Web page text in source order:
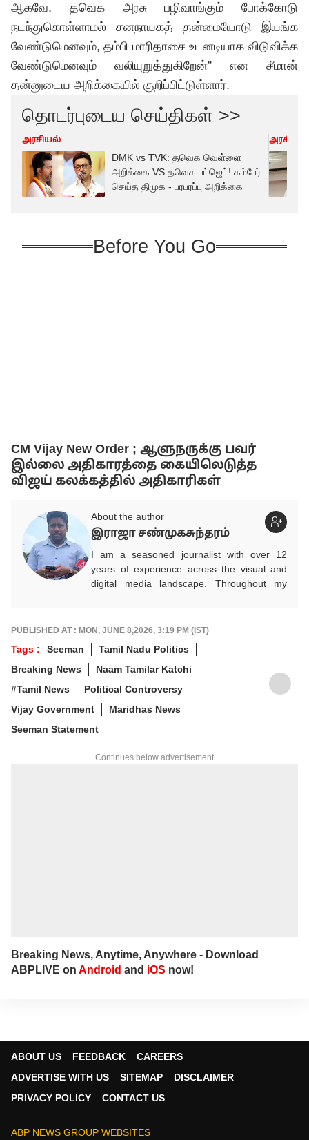
ஆகவே, தவெகஅரசு பழிவாங்கும் போக்கோடு
நடந்துகொள்ளாமல் சனநாயகத் தன்மையோடு இயங்க
வேண்டுமெனவும், தம்பி மாரிதாசை உடனடியாக விடுவிக்க
வேண்டுமெனவும் வலியுறுத்துகிறேன்” என சீமான்
தன்னுடைய அறிக்கையில் குறிப்பிட்டுள்ளார்.
தொடர்புடைய செய்திகள் >>
அரசியல்
DMK vs TVK: தவெக வெள்ளை
அறிக்கை VS தவெக பட்ஜெட்! கம்பேர்
செய்த திமுக - பரபரப்பு அறிக்கை
அரசியல்
Before You Go
CM Vijay New Order ; ஆளுநருக்கு பவர்
இல்லை அதிகாரத்தை கையிலெடுத்த
விஜய் கலக்கத்தில் அதிகாரிகள்
About the author
இராஜா சண்முகசுந்தரம்
I am a seasoned journalist with over 12
years of experience across the visual and
digital media landscape. Throughout my
ticker management to heading desk and
assignment operations. My on-ground
reporting includes in-depth coverage of
political, cultural, and social affairs. I have
had the opportunity to interview several
influential figures from politics, arts, and
public life. Known for delivering impactful
exclusives, I was one of the first to break
cementing my commitment to responsible
PUBLISHED AT : MON, JUNE 8,2026, 3:19 PM (IST)
Tags : Seeman
Tamil Nadu Politics
Breaking News
Naam Tamilar Katchi
#Tamil News
Political Controversy
Vijay Government
Maridhas News
Seeman Statement
Continues below advertisement
Breaking News, Anytime, Anywhere - Download
ABPLIVE on Android and iOS now!
ABOUT US FEEDBACK
CAREERS
ADVERTISE WITH US
SITEMAP
DISCLAIMER
PRIVACY POLICY
CONTACT US
ABP NEWS GROUP WEBSITES